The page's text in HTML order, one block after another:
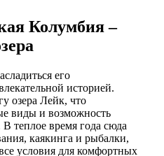
Колумбия –
его
историей.
озера Лейк, что
виды и возможность
теплое время года сюда
каякинга и рыбалки,
условия для комфортных